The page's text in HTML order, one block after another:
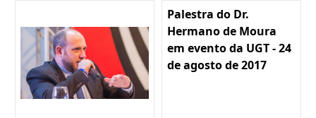
Palestra do Dr.
Hermano de Moura
em evento da UGT - 24
de agosto de 2017